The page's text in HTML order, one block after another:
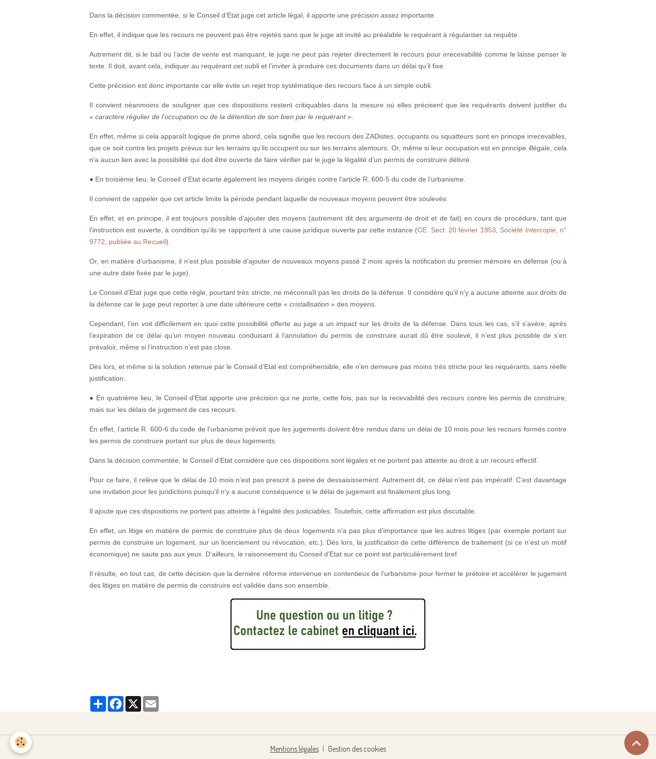
Dans la décision commentée, si le Conseil d’Etat juge cet article légal, il apporte une précision assez importante.
En effet, il indique que les recours ne peuvent pas être rejetés sans que le juge ait invité au préalable le requérant à régulariser sa requête.
Autrement dit, si le bail ou l’acte de vente est manquant, le juge ne peut pas rejeter directement le recours pour irrecevabilité comme le laisse penser le
texte. Il doit, avant cela, indiquer au requérant cet oubli et l’inviter à produire ces documents dans un délai qu’il fixe.
Cette précision est donc importante car elle évite un rejet trop systématique des recours face à un simple oubli.
Il convient néanmoins de souligner que ces dispositions restent critiquables dans la mesure où elles précisent que les requérants doivent justifier du
« caractère régulier de l'occupation ou de la détention de son bien par le requérant».
En effet, même si cela apparaît logique de prime abord, cela signifie que les recours des ZADistes, occupants ou squatteurs sont en principe irrecevables,
que ce soit contre les projets prévus sur les terrains qu’ils occupent ou sur les terrains alentours. Or, même si leur occupation est en principe illégale, cela
n’a aucun lien avec la possibilité qui doit être ouverte de faire vérifier par le juge la légalité d’un permis de construire délivré.
● En troisième lieu, le Conseil d’Etat écarte également les moyens dirigés contre l’article R. 600-5 du code de l’urbanisme.
Il convient de rappeler que cet article limite la période pendant laquelle de nouveaux moyens peuvent être soulevés.
En effet, et en principe, il est toujours possible d’ajouter des moyens (autrement dit des arguments de droit et de fait) en cours de procédure, tant que
l’instruction est ouverte, à condition qu’ils se rapportent à une cause juridique ouverte par cette instance (CE. Sect. 20 février 1953,Société Intercopie, n°
9772, publiée au Recueil).
Or, en matière d’urbanisme, il n’est plus possible d’ajouter de nouveaux moyens passé 2 mois après la notification du premier mémoire en défense (ou à
une autre date fixée par le juge).
Le Conseil d’Etat juge que cette règle, pourtant très stricte, ne méconnaît pas les droits de la défense. Il considère qu’il n’y a aucune atteinte aux droits de
la défense car le juge peut reporter à une date ultérieure cette « cristallisation » des moyens.
Cependant, l’on voit difficilement en quoi cette possibilité offerte au juge a un impact sur les droits de la défense. Dans tous les cas, s’il s’avère, après
l’expiration de ce délai qu’un moyen nouveau conduisant à l’annulation du permis de construire aurait dû être soulevé, il n’est plus possible de s’en
prévaloir, même si l’instruction n’est pas close.
Dès lors, et même si la solution retenue par le Conseil d’Etat est compréhensible, elle n’en demeure pas moins très stricte pour les requérants, sans réelle
justification.
● En quatrième lieu, le Conseil d’Etat apporte une précision qui ne porte, cette fois, pas sur la recevabilité des recours contre les permis de construire,
mais sur les délais de jugement de ces recours.
En effet, l’article R. 600-6 du code de l’urbanisme prévoit que les jugements doivent être rendus dans un délai de 10 mois pour les recours formés contre
les permis de construire portant sur plus de deux logements.
Dans la décision commentée, le Conseil d’Etat considère que ces dispositions sont légales et ne portent pas atteinte au droit à un recours effectif.
Pour ce faire, il relève que le délai de 10 mois n’est pas prescrit à peine de dessaisissement. Autrement dit, ce délai n’est pas impératif. C’est davantage
une invitation pour les juridictions puisqu’il n’y a aucune conséquence si le délai de jugement est finalement plus long.
Il ajoute que ces dispositions ne portent pas atteinte à l’égalité des justiciables. Toutefois, cette affirmation est plus discutable.
En effet, un litige en matière de permis de construire plus de deux logements n’a pas plus d’importance que les autres litiges (par exemple portant sur
permis de construire un logement, sur un licenciement ou révocation, etc.). Dès lors, la justification de cette différence de traitement (si ce n’est un motif
économique) ne saute pas aux yeux. D’ailleurs, le raisonnement du Conseil d’Etat sur ce point est particulièrement bref.
Il résulte, en tout cas, de cette décision que la dernière réforme intervenue en contentieux de l’urbanisme pour fermer le prétoire et accélérer le jugement
des litiges en matière de permis de construire est validée dans son ensemble.
PartagerFacebook
X
Mentions légales Gestion des cookies